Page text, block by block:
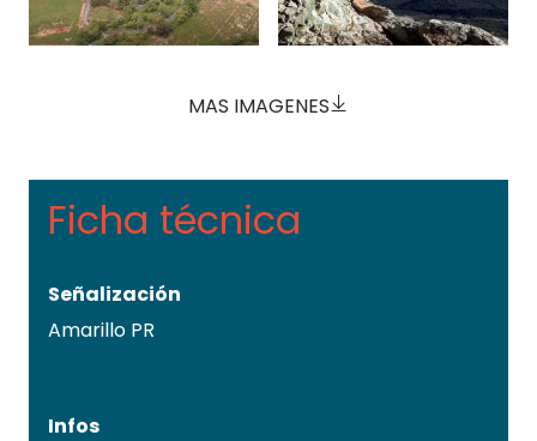
MAS IMAGENES
Ficha técnica
Señalización
Amarillo PR
Infos